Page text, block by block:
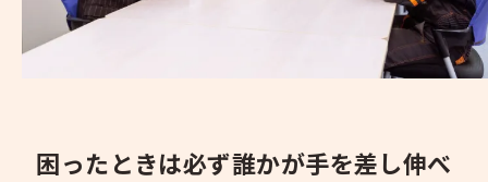
困ったときは必ず誰かが手を差し伸べ